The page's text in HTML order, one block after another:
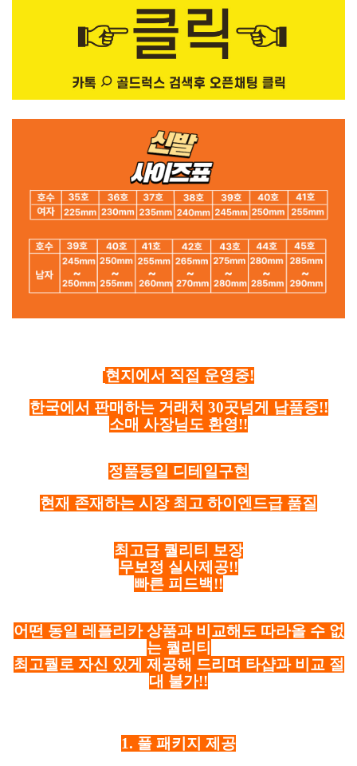
현지에서 직접 운영중!
한국에서 판매하는 거래처 30곳넘게 납품중!!
소매 사장님도 환영!!
정품동일 디테일구현
현재 존재하는 시장 최고 하이엔드급 품질
최고급 퀄리티 보장
무보정 실사제공!!
빠른 피드백!!
어떤 동일 레플리카 상품과 비교해도 따라올 수 없
는 퀄리티
최고퀄로 자신 있게 제공해 드리며 타샵과 비교 절
대 불가!!
1. 풀 패키지 제공